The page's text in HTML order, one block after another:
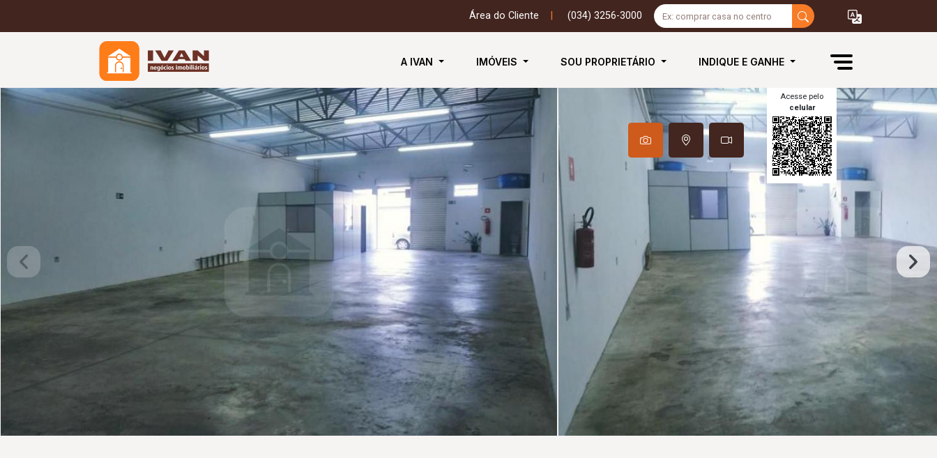
Área do Cliente (034) 3256-3000
A IVAN IMÓVEIS SOU PROPRIETÁRIO INDIQUE E GANHE
Acesse pelo
celular